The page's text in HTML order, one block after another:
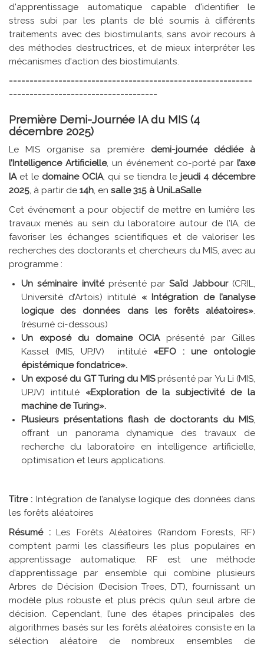
d'apprentissage automatique capable d'identifier le
stress subi par les plants de blé soumis à différents
traitements avec des biostimulants, sans avoir recours à
des méthodes destructrices, et de mieux interpréter les
mécanismes d'action des biostimulants.
-----------------------------------------------------------
------------------------------------
Première Demi-Journée IA du MIS (4
décembre 2025)
Le MIS organise sa première demi-journée dédiée à
l’Intelligence Artificielle, un événement co-porté parl’axe
IAet le domaine OCIA, qui se tiendra le jeudi 4 décembre
2025, à partir de 14h, en salle 315 à UniLaSalle.
Cet événement a pour objectif de mettre en lumière les
travaux menés au sein du laboratoire autour de l’IA, de
favoriser les échanges scientifiques et de valoriser les
recherches des doctorants et chercheurs du MIS, avec au
programme :
Un séminaire invitéprésenté par Saïd Jabbour(CRIL,
Université d’Artois) intitulé « Intégration de l’analyse
logique des données dans les forêts aléatoires».
(résumé ci-dessous)
Un exposé du domaine OCIAprésenté par Gilles
Kassel (MIS, UPJV) intitulé«EFO : une ontologie
épistémique fondatrice».
Un exposé du GT Turing du MISprésenté par Yu Li (MIS,
UPJV) intitulé «Exploration de la subjectivité de la
machine de Turing».
Plusieurs présentations flash de doctorants du MIS,
offrant un panorama dynamique des travaux de
recherche du laboratoire en intelligence artificielle,
optimisation et leurs applications.
Titre : Intégration de l’analyse logique des données dans
les forêts aléatoires
Résumé :Les Forêts Aléatoires (Random Forests, RF)
comptent parmi les classifieurs les plus populaires en
apprentissage automatique. RF est une méthode
d’apprentissage par ensemble qui combine plusieurs
Arbres de Décision (Decision Trees, DT), fournissant un
modèle plus robuste et plus précis qu’un seul arbre de
décision. Cependant, l’une des étapes principales des
algorithmes basés sur les forêts aléatoires consiste en la
sélection aléatoire de nombreux ensembles de